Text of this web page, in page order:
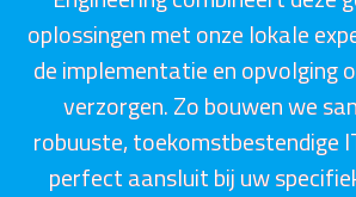
oplossingen met onze lokale
de implementatie en opvolging
verzorgen. Zo bouwen we
robuuste, toekomstbestendige
perfect aansluit bij uw